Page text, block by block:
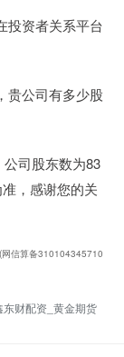
投资者关系平台
贵公司有多少股
司股东数为83
，感谢您的关
网信算备310104345710
财配资_黄金期货